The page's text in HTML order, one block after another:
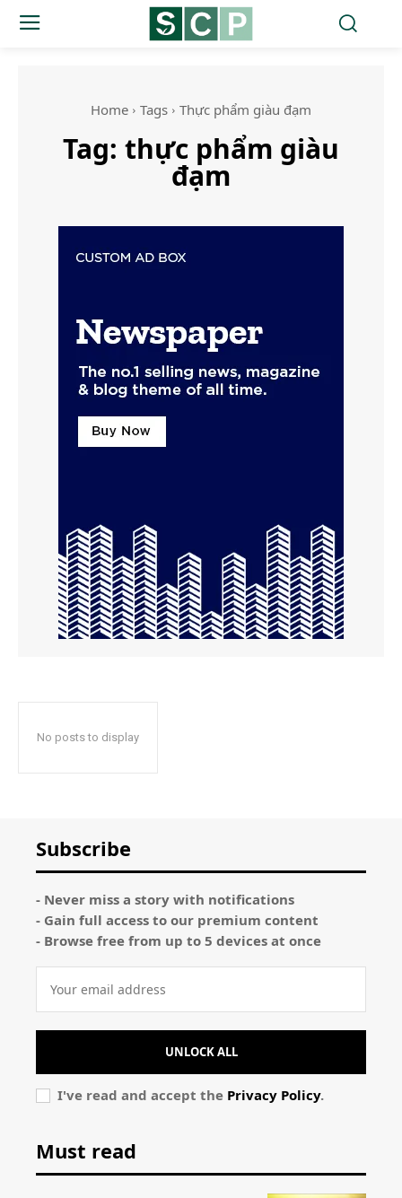
Home Tags Thực phẩm giàu đạm
Tag: thực phẩm giàu
đạm
No posts to display
Subscribe
- Never miss a story with notifications
- Gain full access to our premium content
- Browse free from up to 5 devices at once
UNLOCK ALL
I've read and accept the Privacy Policy.
Must read